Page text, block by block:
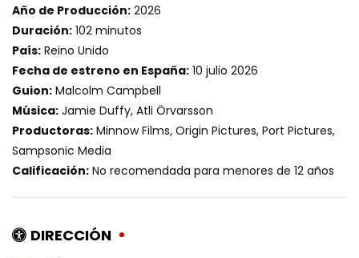
Año de Producción: 2026
Duración: 102 minutos
País: Reino Unido
Fecha de estreno en España: 10 julio 2026
Guion: Malcolm Campbell
Música: Jamie Duffy, Atli Örvarsson
Productoras: Minnow Films, Origin Pictures, Port Pictures,
Sampsonic Media
Calificación: No recomendada para menores de 12 años
DIRECCIÓN